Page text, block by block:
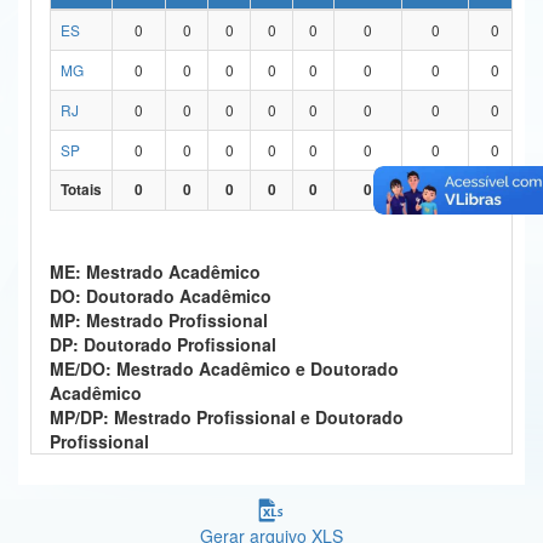
Ministério da Ciência, Tecnologia, Inovações e Comunicações
Ministério do Meio Ambiente
Ministério do Turismo
Ministério do Desenvolvimento Regional
Ministério da Mulher, da Família e dos Direitos Humanos
Secretaria-Geral
Secretaria de Governo
Gabinete de Segurança Institucional
ES
0 0 0 0 0 0 0 0
MG
0 0 0 0 0 0 0 0
RJ
0 0 0 0 0 0 0 0
SP
0 0 0 0 0 0 0 0
Totais
0 0 0 0 0 0 0 0
ME: Mestrado Acadêmico
DO: Doutorado Acadêmico
MP: Mestrado Profissional
DP: Doutorado Profissional
ME/DO: Mestrado Acadêmico e Doutorado
Acadêmico
MP/DP: Mestrado Profissional e Doutorado
Profissional
Gerar arquivo XLS